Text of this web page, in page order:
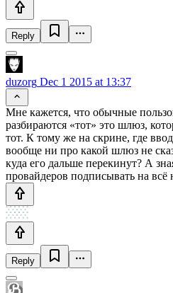
Reply
duzorg Dec 1 2015 at 13:37
Мне кажется, что обычные
разбираются «тот» это шлюз,
тот. К тому же на скрине, где
вообще ни про какой шлюз не
куда его дальше перекинут? А
провайдеров подписывать на
Reply